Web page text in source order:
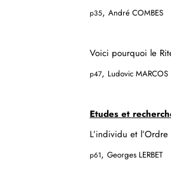
p35, André COMBES
Voici pourquoi le
p47, Ludovic MARCOS
Etudes et
L’individu et
p61, Georges LERBET